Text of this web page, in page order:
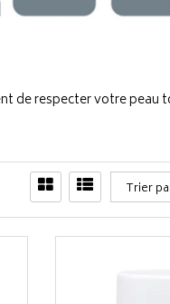
de respecter votre peau